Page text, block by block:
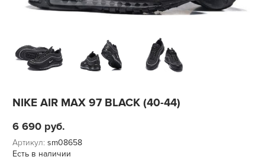
NIKE AIR MAX 97 BLACK (40-44)
6 690 руб.
Артикул: sm08658
Есть в наличии